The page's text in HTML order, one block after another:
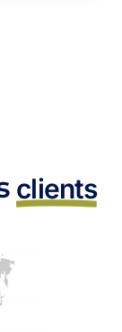
clients